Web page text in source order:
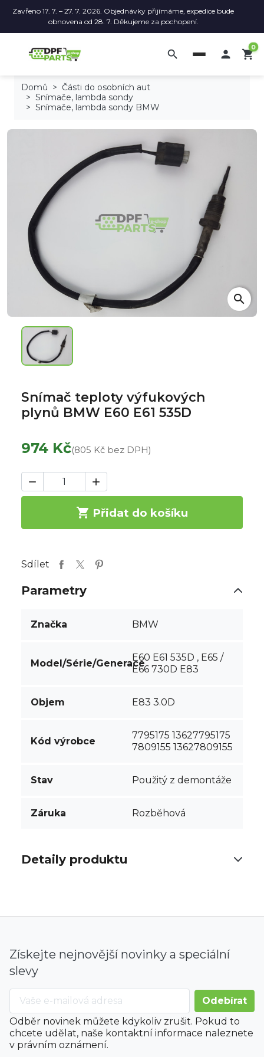
Zavřeno 17. 7. – 27. 7. 2026. Objednávky přijímáme, expedice bude
obnovena od 28. 7. Děkujeme za pochopení.
search  shopping_cart
0
Domů
Části do osobních aut
Snímače, lambda sondy
Snímače, lambda sondy BMW
search
Snímač teploty výfukových
plynů BMW E60 E61 535D
974 Kč(805 Kč bez DPH)
 
 Přidat do košíku
Sdílet
Parametry
Značka BMW
Model/Série/Generace
E60 E61 535D , E65 /
E66 730D E83
Objem E83 3.0D
Kód výrobce
7795175 13627795175
7809155 13627809155
Stav Použitý z demontáže
Záruka Rozběhová
Detaily produktu
Získejte nejnovější novinky a speciální
slevy
Odběr novinek můžete kdykoliv zrušit. Pokud to
chcete udělat, naše kontaktní informace naleznete
v právním oznámení.